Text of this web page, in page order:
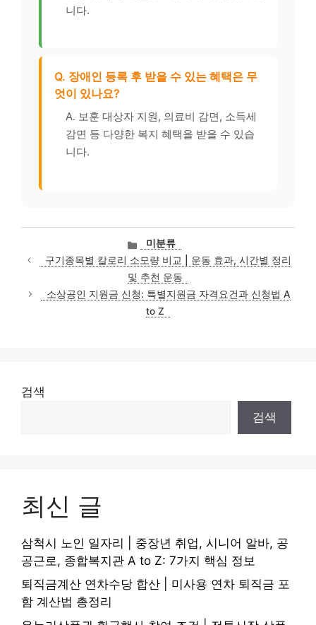
니다.
Q. 장애인 등록 후 받을 수 있는 혜택은 무
엇이 있나요?
A. 보훈 대상자 지원, 의료비 감면, 소득세
감면 등 다양한 복지 혜택을 받을 수 있습
니다.
카
테
고
리
미분류
구기종목별 칼로리 소모량 비교 | 운동 효과, 시간별 정리
및 추천 운동
소상공인 지원금 신청: 특별지원금 자격요건과 신청법 A
to Z
검색
검색
최신 글
삼척시 노인 일자리 | 중장년 취업, 시니어 알바, 공
공근로, 종합복지관 A to Z: 7가지 핵심 정보
퇴직금계산 연차수당 합산 | 미사용 연차 퇴직금 포
함 계산법 총정리